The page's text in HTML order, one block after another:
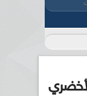
البحث